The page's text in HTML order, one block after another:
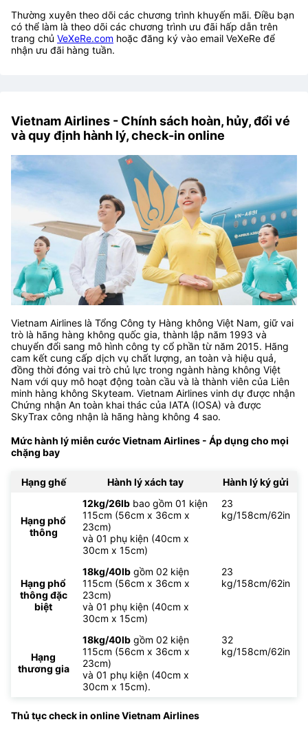
Thường xuyên theo dõi các chương trình khuyến mãi. Điều bạn
có thể làm là theo dõi các chương trình ưu đãi hấp dẫn trên
trang chủ VeXeRe.com hoặc đăng ký vào email VeXeRe để
nhận ưu đãi hàng tuần.
Vietnam Airlines - Chính sách hoàn, hủy, đổi vé
và quy định hành lý, check-in online
Vietnam Airlines là Tổng Công ty Hàng không Việt Nam, giữ vai
trò là hãng hàng không quốc gia, thành lập năm 1993 và
chuyển đổi sang mô hình công ty cổ phần từ năm 2015. Hãng
cam kết cung cấp dịch vụ chất lượng, an toàn và hiệu quả,
đồng thời đóng vai trò chủ lực trong ngành hàng không Việt
Nam với quy mô hoạt động toàn cầu và là thành viên của Liên
minh hàng không Skyteam. Vietnam Airlines vinh dự được nhận
Chứng nhận An toàn khai thác của IATA (IOSA) và được
SkyTrax công nhận là hãng hàng không 4 sao.
Mức hành lý miễn cước Vietnam Airlines - Áp dụng cho mọi
chặng bay
Hạng ghế Hành lý xách tay Hành lý ký gửi
Hạng phổ
thông
12kg/26lb bao gồm 01 kiện
115cm (56cm x 36cm x
23cm)
và 01 phụ kiện (40cm x
30cm x 15cm)
23
kg/158cm/62in
Hạng phổ
thông đặc
biệt
18kg/40lb gồm 02 kiện
115cm (56cm x 36cm x
23cm)
và 01 phụ kiện (40cm x
30cm x 15cm)
23
kg/158cm/62in
Hạng
thương gia
18kg/40lb gồm 02 kiện
115cm (56cm x 36cm x
23cm)
và 01 phụ kiện (40cm x
30cm x 15cm).
32
kg/158cm/62in
Thủ tục check in online Vietnam Airlines